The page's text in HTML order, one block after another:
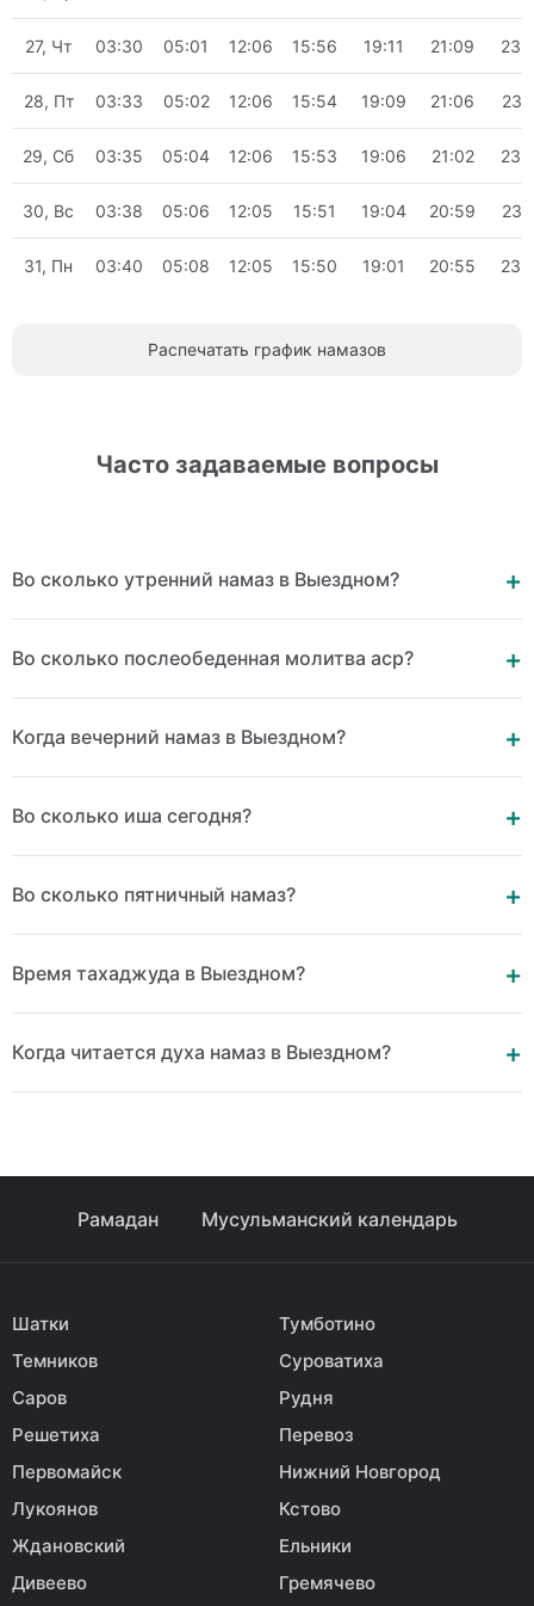
27, Чт 03:30 05:01 12:06 15:56 19:11 21:09
28, Пт 03:33 05:02 12:06 15:54 19:09 21:06
29, Сб 03:35 05:04 12:06 15:53 19:06 21:02
30, Вс 03:38 05:06 12:05 15:51 19:04 20:59
31, Пн 03:40 05:08 12:05 15:50 19:01 20:55
Распечатать график намазов
Часто задаваемые вопросы
Во сколько утренний намаз в Выездном?
Во сколько послеобеденная молитва аср?
Когда вечерний намаз в Выездном?
Во сколько иша сегодня?
Во сколько пятничный намаз?
Время тахаджуда в Выездном?
Когда читается духа намаз в Выездном?
Рамадан Мусульманский календарь
Шатки
Тумботино
Темников
Суроватиха
Саров
Рудня
Решетиха
Перевоз
Первомайск
Нижний Новгород
Лукоянов
Кстово
Ждановский
Ельники
Дивеево
Гремячево